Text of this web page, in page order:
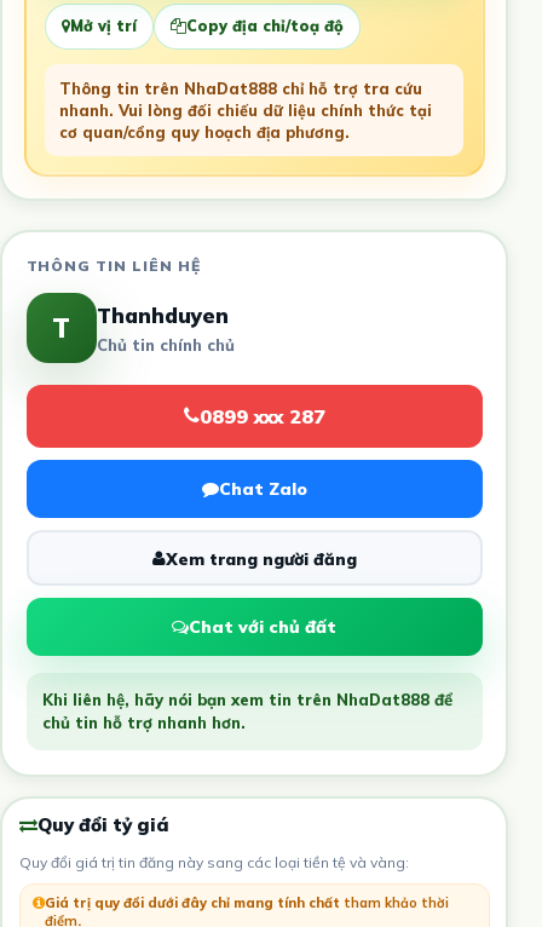
Mở vị trí Copy địa chỉ/toạ độ
Thông tin trên NhaDat888 chỉ hỗ trợ tra cứu
nhanh. Vui lòng đối chiếu dữ liệu chính thức tại
cơ quan/cổng quy hoạch địa phương.
THÔNG TIN LIÊN HỆ
T Thanhduyen
Chủ tin chính chủ
0899 xxx 287
Chat Zalo
Xem trang người đăng
Chat với chủ đất
Khi liên hệ, hãy nói bạn xem tin trên NhaDat888 để
chủ tin hỗ trợ nhanh hơn.
Quy đổi tỷ giá
Quy đổi giá trị tin đăng này sang các loại tiền tệ và vàng:
Giá trị quy đổi dưới đây chỉ mang tính chất tham khảo thời
điểm.